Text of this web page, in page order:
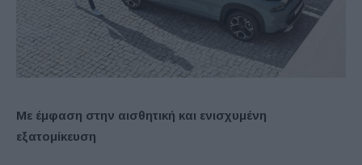
Με έμφαση στην αισθητική και ενισχυμένη
εξατομίκευση